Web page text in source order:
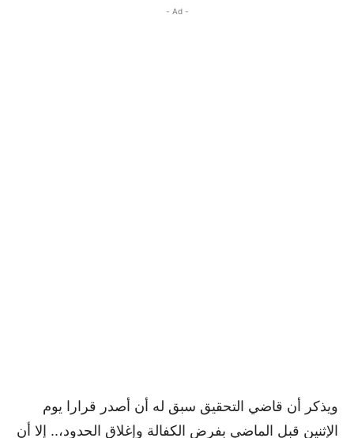
- Ad -
ويذكر أن قاضي التحقيق سبق له أن أصدر قرارا يوم
الإثنين قبل الماضي بفرض الكفالة وإغلاق الحدود،.. إلا أن